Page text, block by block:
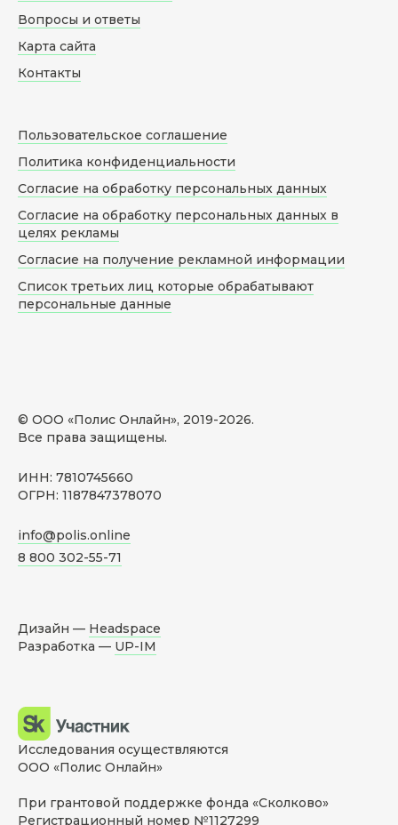
© ООО «Полис Онлайн», 2019-2026.
Все права защищены.
ИНН: 7810745660
ОГРН: 1187847378070
info@polis.online
8 800 302-55-71
Вопросы и ответы
Карта сайта
Контакты
Пользовательское соглашение
Политика конфиденциальности
Согласие на обработку персональных данных
Согласие на обработку персональных данных в
целях рекламы
Согласие на получение рекламной информации
Список третьих лиц которые обрабатывают
персональные данные
Дизайн — Headspace
Разработка — UP-IM
Исследования осуществляются
ООО «Полис Онлайн»
При грантовой поддержке фонда «Сколково»
Регистрационный номер №1127299